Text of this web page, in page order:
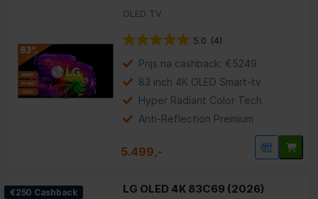
OLED TV
5.0 (4)
Prijs na cashback: €5249
83 inch 4K OLED Smart-tv
Hyper Radiant Color Tech
Anti-Reflection Premium
5.499,-
€250 Cashback LG OLED 4K 83C69 (2026)